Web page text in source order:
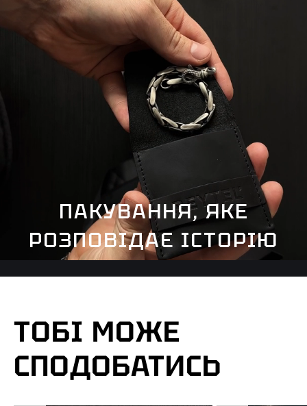
ПАКУВАННЯ, ЯКЕ
РОЗПОВІДАЄ ІСТОРІЮ
ТОБІ МОЖЕ
СПОДОБАТИСЬ